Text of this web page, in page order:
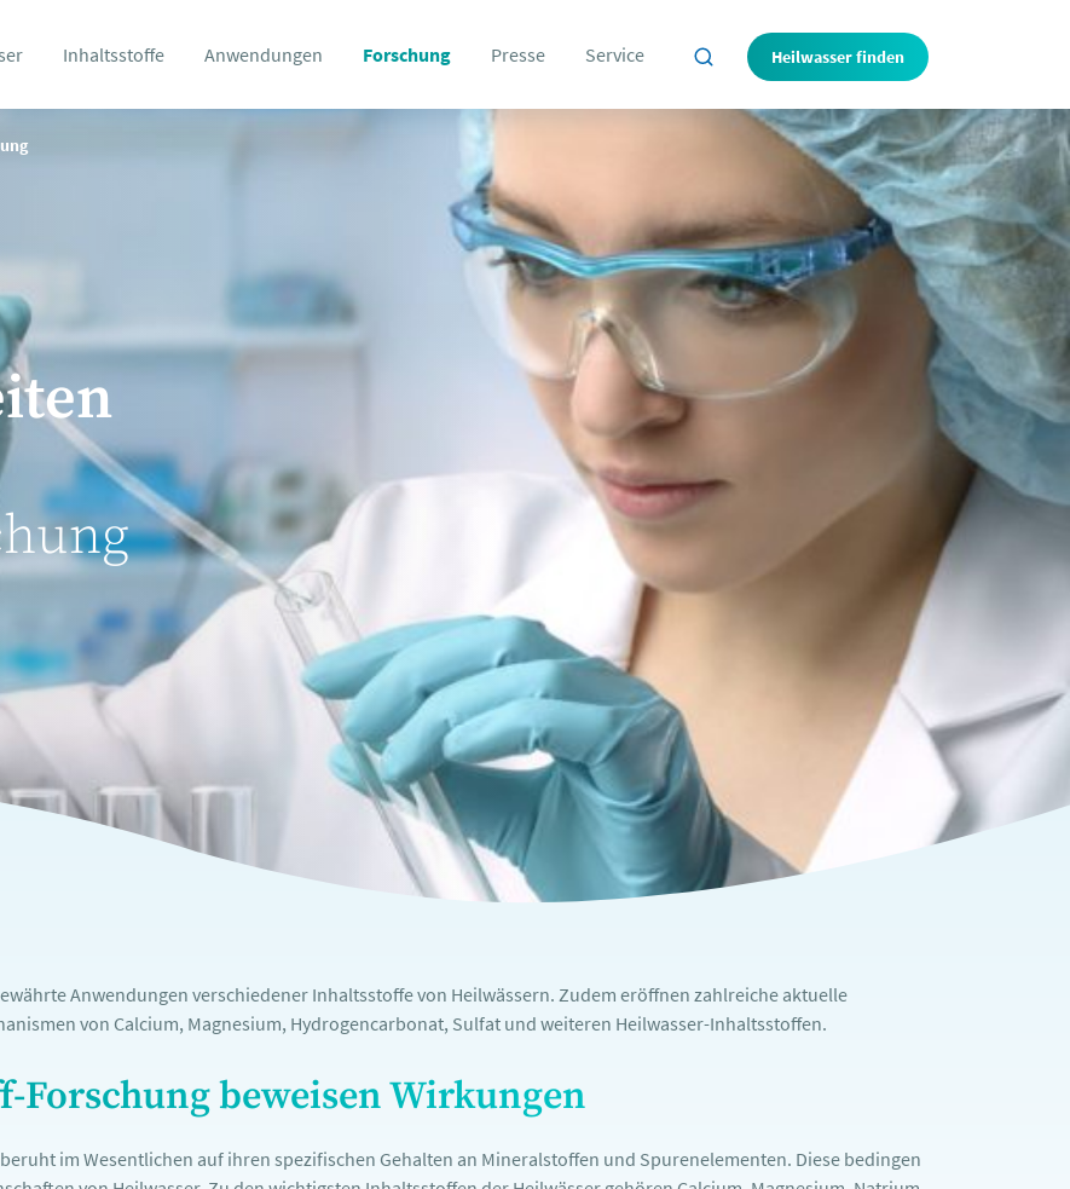
Inhaltsstoffe Anwendungen Forschung Presse Service Heilwasser finden
Anwendungen verschiedener Inhaltsstoffe von Heilwässern. Zudem eröffnen zahlreiche aktuelle
von Calcium, Magnesium, Hydrogencarbonat, Sulfat und weiteren Heilwasser-Inhaltsstoffen.
beweisen Wirkungen
im Wesentlichen auf ihren spezifischen Gehalten an Mineralstoffen und Spurenelementen. Diese bedingen